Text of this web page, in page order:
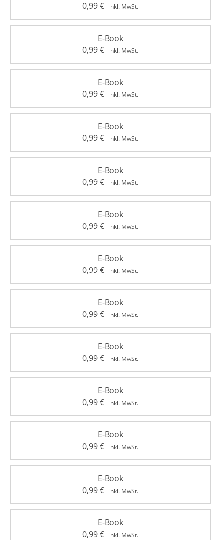
0,99€ inkl. MwSt.
E-Book
0,99€ inkl. MwSt.
E-Book
0,99€ inkl. MwSt.
E-Book
0,99€ inkl. MwSt.
E-Book
0,99€ inkl. MwSt.
E-Book
0,99€ inkl. MwSt.
E-Book
0,99€ inkl. MwSt.
E-Book
0,99€ inkl. MwSt.
E-Book
0,99€ inkl. MwSt.
E-Book
0,99€ inkl. MwSt.
E-Book
0,99€ inkl. MwSt.
E-Book
0,99€ inkl. MwSt.
E-Book
0,99€ inkl. MwSt.